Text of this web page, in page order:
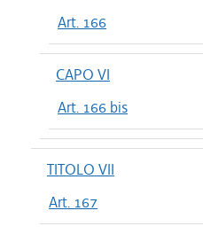
Art. 166
CAPO VI
Art. 166 bis
TITOLO VII
Art. 167